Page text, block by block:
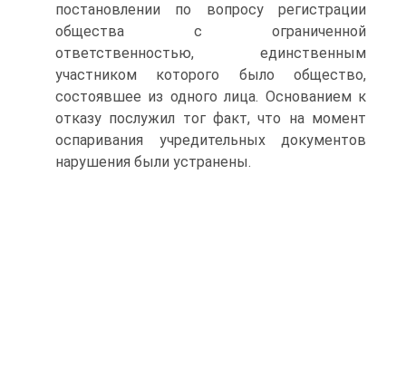
постановлении по вопросу регистрации
общества с ограниченной
ответственностью, единственным
участником которого было общество,
состоявшее из одного лица. Основанием к
отказу послужил тог факт, что на момент
оспаривания учредительных документов
нарушения были устранены.